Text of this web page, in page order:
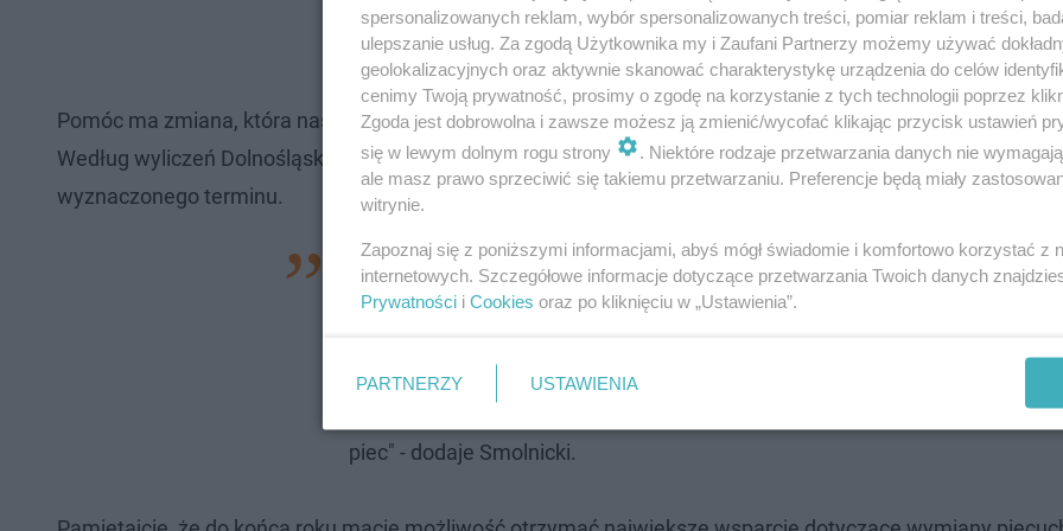
Pomóc ma zmiana, która nastąpi 1 lipca 2024 roku. Właśnie wtedy zacznie działać zakaz używania
Według wyliczeń Dolnośląskiego Alarmu Smogowego Polska nie jest w stanie zdążyć z wymianą pieców do
wyznaczonego terminu.
- My przeanalizowaliśmy tę sytuację w skali regionu. Nie
zdążymy wymienić pieców, jeśli Wrocław nie przyśpieszy.
Oficjalnie apelujemy do Prezydenta Wrocławia, żeby utrzymał
piec" - dodaje Smolnicki.
spersonalizowanych reklam, wybór spersonalizowanych treści, pomiar reklam i treści,
ulepszanie usług. Za zgodą Użytkownika my i Zaufani Partnerzy możemy używać
geolokalizacyjnych oraz aktywnie skanować charakterystykę urządzenia do celów
cenimy Twoją prywatność, prosimy o zgodę na korzystanie z tych technologii poprzez
Zgoda jest dobrowolna i zawsze możesz ją zmienić/wycofać klikając przycisk ustawień
się w lewym dolnym rogu strony
. Niektóre rodzaje przetwarzania danych nie
ale masz prawo sprzeciwić się takiemu przetwarzaniu. Preferencje będą miały
witrynie.
Zapoznaj się z poniższymi informacjami, abyś mógł świadomie i komfortowo korzystać z
internetowych. Szczegółowe informacje dotyczące przetwarzania Twoich danych
Prywatności i Cookies oraz po kliknięciu w „Ustawienia”.
PARTNERZY USTAWIENIA